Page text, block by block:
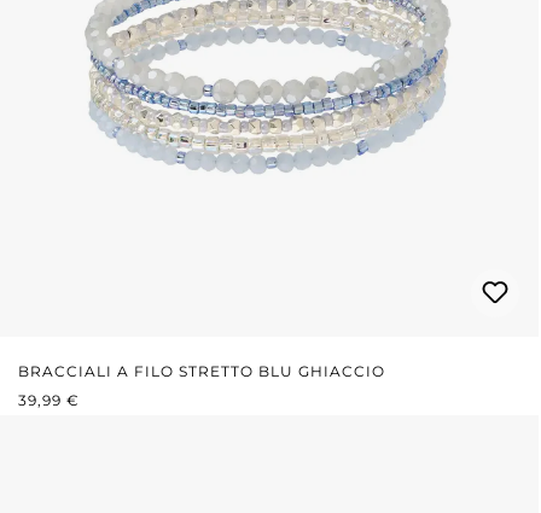
BRACCIALI A FILO STRETTO BLU GHIACCIO
PREZZO NORMALE:
39,99 €